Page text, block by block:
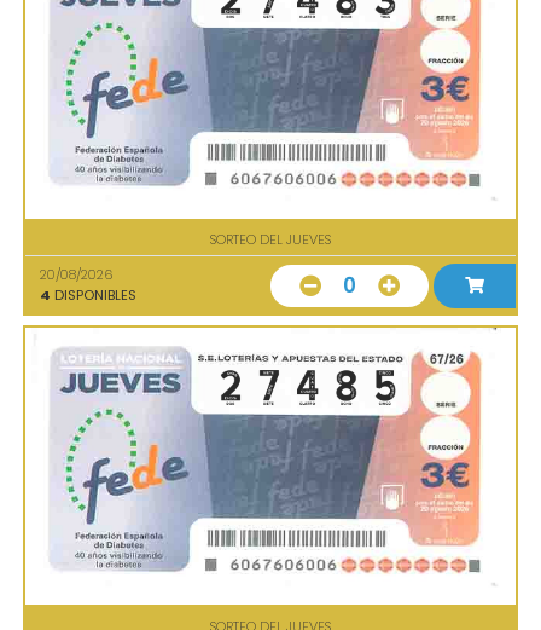
SORTEO DEL JUEVES
20/08/2026
4 DISPONIBLES 0
SORTEO DEL JUEVES